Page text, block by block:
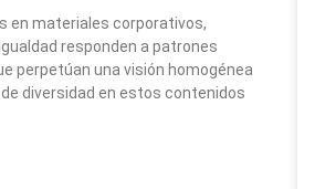
en materiales corporativos,
responden a patrones
perpetúan una visión homogénea
diversidad en estos contenidos